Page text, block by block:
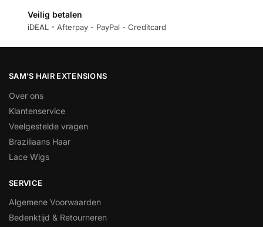
Veilig betalen
iDEAL - Afterpay - PayPal - Creditcard
SAM’S HAIR EXTENSIONS
Over ons
Klantenservice
Veelgestelde vragen
Braziliaans Haar
Lace Wigs
SERVICE
Algemene Voorwaarden
Bedenktijd & Retourneren